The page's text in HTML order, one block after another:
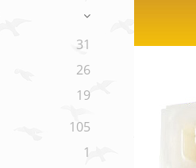
31
26
19
105
1